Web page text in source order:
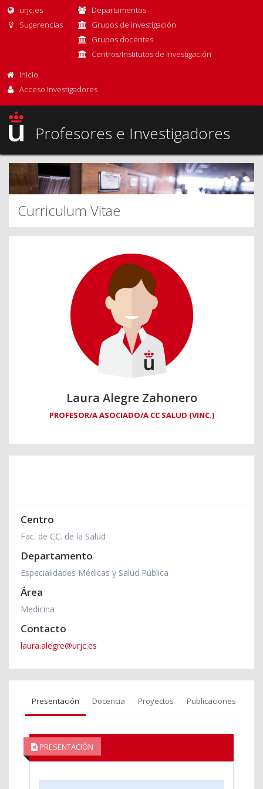
urjc.es
Sugerencias
Departamentos
Grupos de investigación
Grupos docentes
Centros/Institutos de Investigación
Inicio
Acceso Investigadores
Profesores e Investigadores
Curriculum Vitae
Laura Alegre Zahonero
PROFESOR/A ASOCIADO/A CC SALUD (VINC.)
Centro
Fac. de CC. de la Salud
Departamento
Especialidades Médicas y Salud Pública
Área
Medicina
Contacto
laura.alegre@urjc.es
Presentación Docencia Proyectos Publicaciones
PRESENTACIÓN